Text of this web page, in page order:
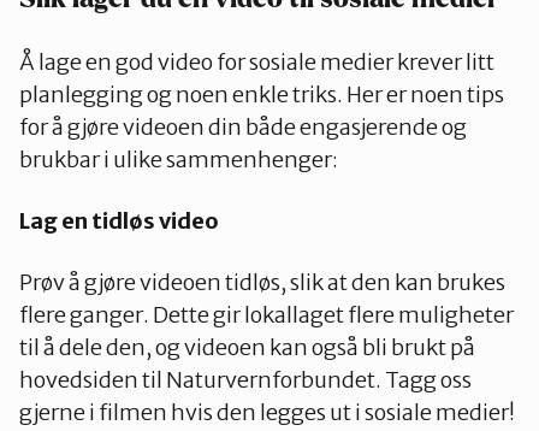
Å lage en god video for sosiale medier krever litt
planlegging og noen enkle triks. Her er noen tips
for å gjøre videoen din både engasjerende og
brukbar i ulike sammenhenger:
Lag en tidløs video
Prøv å gjøre videoen tidløs, slik at den kan brukes
flere ganger. Dette gir lokallaget flere muligheter
til å dele den, og videoen kan også bli brukt på
hovedsiden til Naturvernforbundet. Tagg oss
gjerne i filmen hvis den legges ut i sosiale medier!